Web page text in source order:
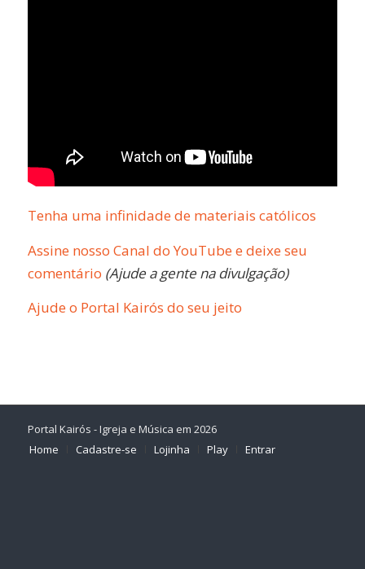
Tenha uma infinidade de materiais católicos
Assine nosso Canal do YouTube e deixe seu
comentário (Ajude a gente na divulgação)
Ajude o Portal Kairós do seu jeito
Portal Kairós - Igreja e Música em 2026
Home
Cadastre-se Lojinha Play Entrar